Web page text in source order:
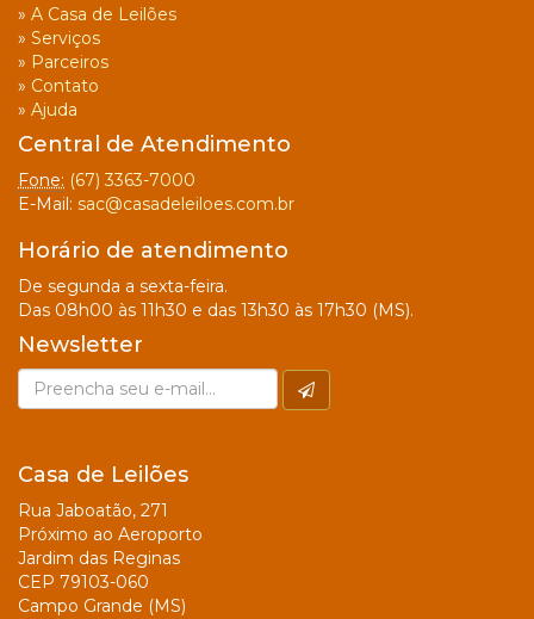
» A Casa de Leilões
» Serviços
» Parceiros
» Contato
» Ajuda
Central de Atendimento
Fone: (67) 3363-7000
E-Mail: sac@casadeleiloes.com.br
Horário de atendimento
De segunda a sexta-feira.
Das 08h00 às 11h30 e das 13h30 às 17h30 (MS).
Newsletter
Casa de Leilões
Rua Jaboatão, 271
Próximo ao Aeroporto
Jardim das Reginas
CEP 79103-060
Campo Grande (MS)